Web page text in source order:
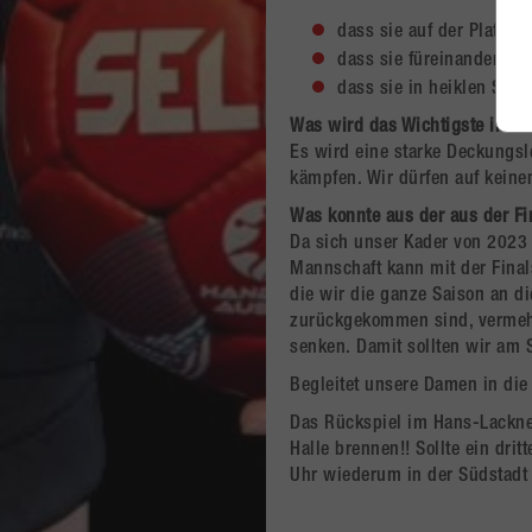
dass sie auf der Platte
dass sie füreinander
dass sie in heiklen
Was wird das Wichtigste in
Es wird eine starke
kämpfen. Wir dürfen auf
Was konnte aus der aus der
Da sich unser Kader von
Mannschaft kann mit der
die wir die ganze Saison an
zurückgekommen sind,
senken. Damit sollten wir am
Begleitet unsere Damen in
Das Rückspiel im Hans-
Halle brennen!! Sollte ein
Uhr wiederum in der Südstadt